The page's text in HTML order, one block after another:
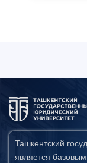
Ташкентский
является